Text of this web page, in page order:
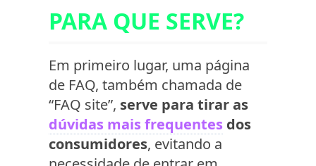
PARA QUE SERVE?
Em primeiro lugar, uma página
de FAQ, também chamada de
“FAQ site”, serve para tirar as
dúvidas mais frequentes dos
consumidores, evitando a